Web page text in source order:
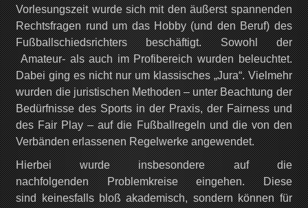
Vorlesungszeit wurde sich mit den äußerst spannenden
Rechtsfragen rund um das Hobby (und den Beruf) des
Fußballschiedsrichters beschäftigt. Sowohl der
Amateur- als auch im Profibereich wurden beleuchtet.
Dabei ging es nicht nur um klassisches „Jura“. Vielmehr
wurden die juristischen Methoden – unter Beachtung der
Bedürfnisse des Sports in der Praxis, der Fairness und
des Fair Play – auf die Fußballregeln und die von den
Verbänden erlassenen Regelwerke angewendet.
Hierbei wurde insbesondere auf die
nachfolgenden Problemkreise eingehen. Diese
sind keinesfalls bloß akademisch, sondern können für